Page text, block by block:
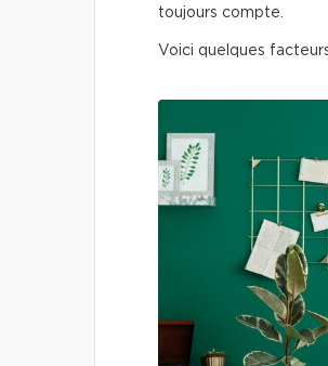
toujours compte.
Voici quelques